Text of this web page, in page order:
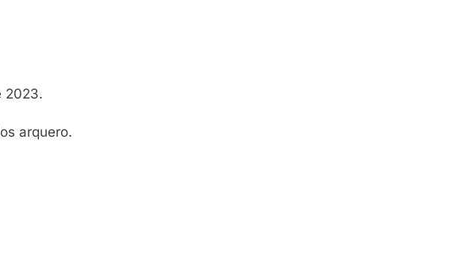
2023.
arquero.